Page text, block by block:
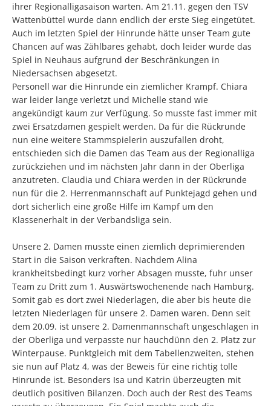
ihrer Regionalligasaison warten. Am 21.11. gegen den TSV
Wattenbüttel wurde dann endlich der erste Sieg eingetütet.
Auch im letzten Spiel der Hinrunde hätte unser Team gute
Chancen auf was Zählbares gehabt, doch leider wurde das
Spiel in Neuhaus aufgrund der Beschränkungen in
Niedersachsen abgesetzt.
Personell war die Hinrunde ein ziemlicher Krampf. Chiara
war leider lange verletzt und Michelle stand wie
angekündigt kaum zur Verfügung. So musste fast immer mit
zwei Ersatzdamen gespielt werden. Da für die Rückrunde
nun eine weitere Stammspielerin auszufallen droht,
entschieden sich die Damen das Team aus der Regionalliga
zurückziehen und im nächsten Jahr dann in der Oberliga
anzutreten. Claudia und Chiara werden in der Rückrunde
nun für die 2. Herrenmannschaft auf Punktejagd gehen und
dort sicherlich eine große Hilfe im Kampf um den
Klassenerhalt in der Verbandsliga sein.
Unsere 2. Damen musste einen ziemlich deprimierenden
Start in die Saison verkraften. Nachdem Alina
krankheitsbedingt kurz vorher Absagen musste, fuhr unser
Team zu Dritt zum 1. Auswärtswochenende nach Hamburg.
Somit gab es dort zwei Niederlagen, die aber bis heute die
letzten Niederlagen für unsere 2. Damen waren. Denn seit
dem 20.09. ist unsere 2. Damenmannschaft ungeschlagen in
der Oberliga und verpasste nur hauchdünn den 2. Platz zur
Winterpause. Punktgleich mit dem Tabellenzweiten, stehen
sie nun auf Platz 4, was der Beweis für eine richtig tolle
Hinrunde ist. Besonders Isa und Katrin überzeugten mit
deutlich positiven Bilanzen. Doch auch der Rest des Teams